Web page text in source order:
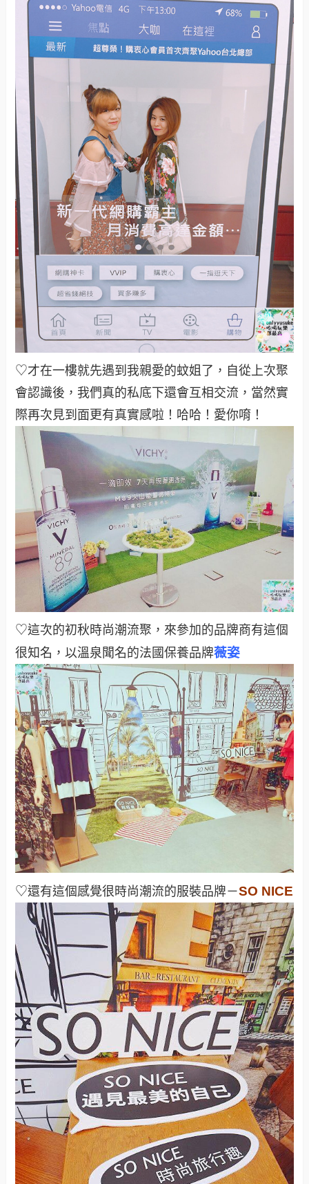
♡才在一樓就先遇到我親愛的蚊姐了，自從上次聚
會認識後，我們真的私底下還會互相交流，當然實
際再次見到面更有真實感啦！哈哈！愛你唷！
♡這次的初秋時尚潮流聚，來參加的品牌商有這個
很知名，以溫泉聞名的法國保養品牌薇姿
♡還有這個感覺很時尚潮流的服裝品牌－SO NICE